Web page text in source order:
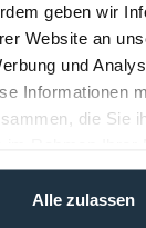
geben wir
Website an
und
Informationen
die Sie
Alle zulassen
Swit ansehen